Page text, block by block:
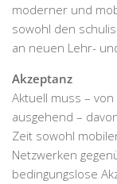
moderner und
sowohl den
an neuen Lehr-
Akzeptanz
Aktuell muss –
ausgehend –
Zeit sowohl
Netzwerken
bedingungslose